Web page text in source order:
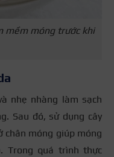
mềm móng trước khi
nhẹ nhàng làm sạch
Sau đó, sử dụng cây
chân móng giúp móng
Trong quá trình thực